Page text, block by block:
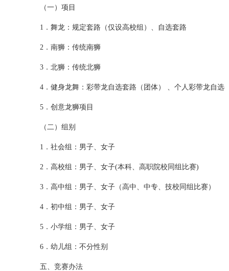
（一）项目
1．舞龙：规定套路（仅设高校组）、自选套路
2．南狮：传统南狮
3．北狮：传统北狮
4．健身龙舞：彩带龙自选套路（团体） 、个人彩带龙自选
5．创意龙狮项目
（二）组别
1．社会组：男子、女子
2．高校组：男子、女子(本科、高职院校同组比赛)
3．高中组：男子、女子（高中、中专、技校同组比赛）
4．初中组：男子、女子
5．小学组：男子、女子
6．幼儿组：不分性别
五、竞赛办法